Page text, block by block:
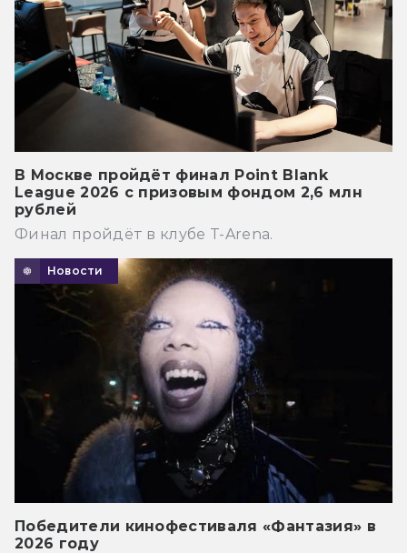
В Москве пройдёт финал Point Blank
League 2026 с призовым фондом 2,6 млн
рублей
Финал пройдёт в клубе T-Arena.
Новости
Победители кинофестиваля «Фантазия» в
2026 году